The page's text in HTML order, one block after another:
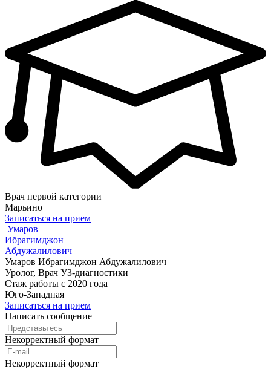
Врач первой категории
Марьино
Записаться на прием
Умаров
Ибрагимджон
Абдужалилович
Умаров Ибрагимджон Абдужалилович
Уролог, Врач УЗ-диагностики
Стаж работы с 2020 года
Юго-Западная
Записаться на прием
Написать сообщение
Некорректный формат
Некорректный формат